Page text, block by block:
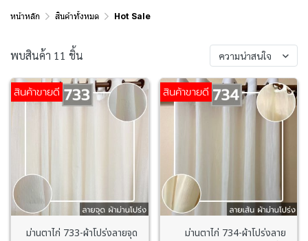
หน้าหลัก สินค้าทั้งหมด Hot Sale
พบสินค้า 11 ชิ้น ความน่าสนใจ
สินค้าขายดี
ม่านตาไก่ 733-ผ้าโปร่งลายจุด
สินค้าขายดี
ม่านตาไก่ 734-ผ้าโปร่งลาย